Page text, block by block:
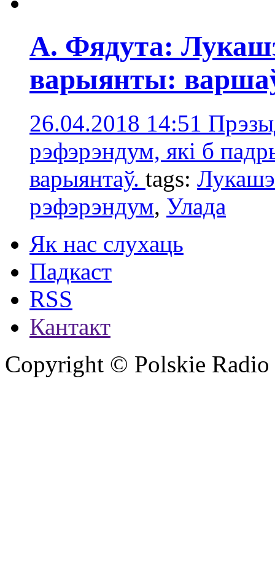
А. Фядута:
варыянты:
26.04.2018 14:51
рэфэрэндум, які б
варыянтаў. tags:
рэфэрэндум, Улада
Як нас слухаць
Падкаст
RSS
Кантакт
Copyright © Polskie